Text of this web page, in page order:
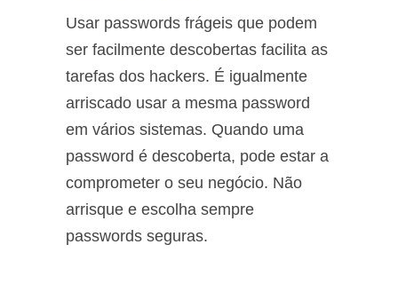
Usar passwords frágeis que podem
ser facilmente descobertas facilita as
tarefas dos hackers. É igualmente
arriscado usar a mesma password
em vários sistemas. Quando uma
password é descoberta, pode estar a
comprometer o seu negócio. Não
arrisque e escolha sempre
passwords seguras.